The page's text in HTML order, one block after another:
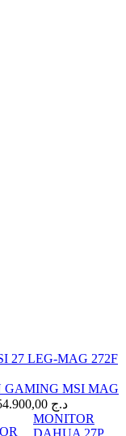
27 LEG-MAG 272F
GAMING MSI MAG
د.ج
MONITOR
DAHUA 27P